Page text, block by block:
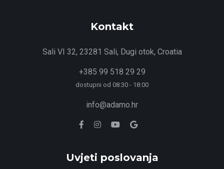
Kontakt
Sali VI 32, 23281 Sali, Dugi otok, Croatia
+385 99 518 29 29
dostupni od 08:30 - 18:00
info@adamo.hr
Uvjeti poslovanja